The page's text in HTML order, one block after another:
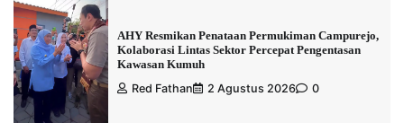
AHY Resmikan Penataan Permukiman Campurejo,
Kolaborasi Lintas Sektor Percepat Pengentasan
Kawasan Kumuh
Red Fathan
2 Agustus 2026 0